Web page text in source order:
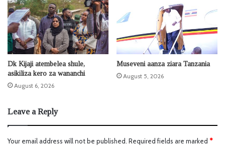
Dk Kijaji atembelea shule,
asikiliza kero za wananchi
August 6, 2026
Museveni aanza ziara Tanzania
August 5, 2026
Leave a Reply
Your email address will not be published. Required fields are marked *